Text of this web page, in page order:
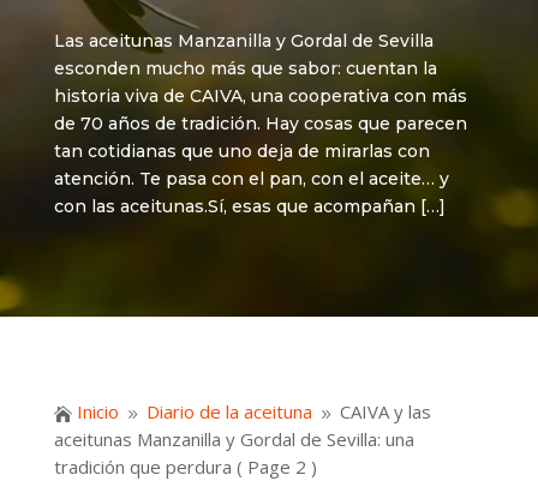
Las aceitunas Manzanilla y Gordal de Sevilla
esconden mucho más que sabor: cuentan la
historia viva de CAIVA, una cooperativa con más
de 70 años de tradición. Hay cosas que parecen
tan cotidianas que uno deja de mirarlas con
atención. Te pasa con el pan, con el aceite… y
con las aceitunas.Sí, esas que acompañan […]
 Inicio 9 Diario de la aceituna 9 CAIVA y las
aceitunas Manzanilla y Gordal de Sevilla: una
tradición que perdura ( Page 2 )